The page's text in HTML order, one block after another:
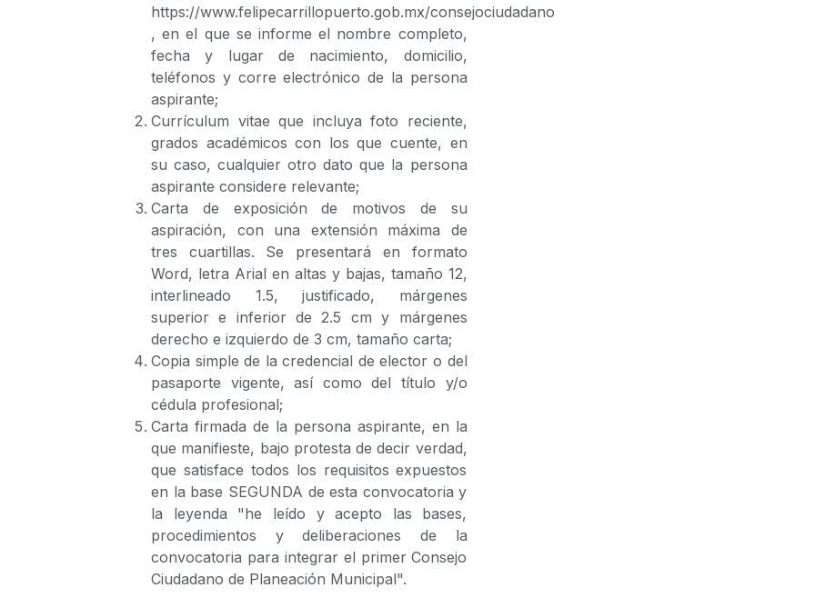
https://www.felipecarrillopuerto.gob.mx/consejociudadano
, en el que se informe el nombre completo,
fecha y lugar de nacimiento, domicilio,
teléfonos y corre electrónico de la persona
aspirante;
Currículum vitae que incluya foto reciente,
grados académicos con los que cuente, en
su caso, cualquier otro dato que la persona
aspirante considere relevante;
Carta de exposición de motivos de su
aspiración, con una extensión máxima de
tres cuartillas. Se presentará en formato
Word, letra Arial en altas y bajas, tamaño 12,
interlineado 1.5, justificado, márgenes
superior e inferior de 2.5 cm y márgenes
derecho e izquierdo de 3 cm, tamaño carta;
Copia simple de la credencial de elector o del
pasaporte vigente, así como del título y/o
cédula profesional;
Carta firmada de la persona aspirante, en la
que manifieste, bajo protesta de decir verdad,
que satisface todos los requisitos expuestos
en la base SEGUNDA de esta convocatoria y
la leyenda "he leído y acepto las bases,
procedimientos y deliberaciones de la
convocatoria para integrar el primer Consejo
Ciudadano de Planeación Municipal".